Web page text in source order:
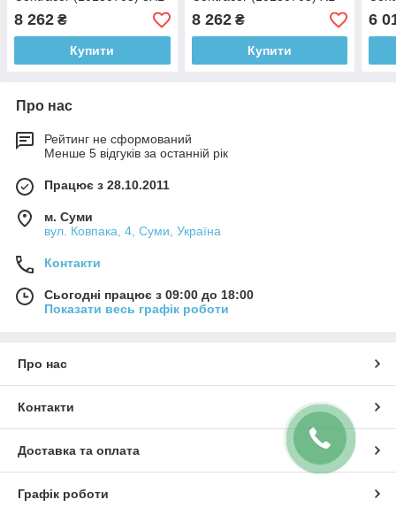
(5466466)
8 262 ₴
Купити
(5466464)
8 262₴
Купити
6
Про нас
Рейтинг не сформований
Менше 5 відгуків за останній рік
Працює з 28.10.2011
м. Суми
вул. Ковпака, 4, Суми, Україна
Контакти
Сьогодні працює з 09:00 до 18:00
Показати весь графік роботи
Про нас
Контакти
Доставка та оплата
Графік роботи